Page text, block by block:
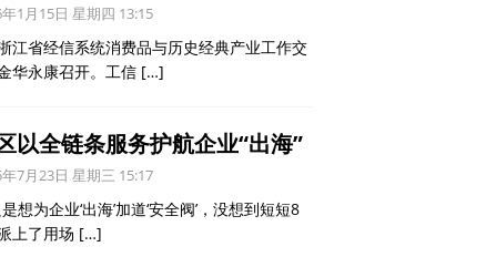
1月15日 星期四 13:15
江省经信系统消费品与历史经典产业工作交
华永康召开。工信 […]
以全链条服务护航企业“出海”
7月23日 星期三 15:17
想为企业‘出海’加道‘安全阀’，没想到短短8
上了用场 […]